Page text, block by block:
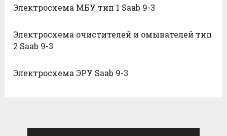
Электросхема МБУ тип 1 Saab 9-3
Электросхема очистителей и омывателей тип
2 Saab 9-3
Электросхема ЭРУ Saab 9-3